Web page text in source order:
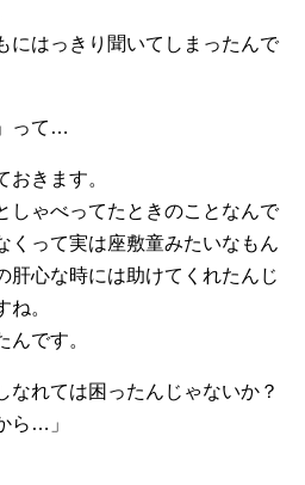
にはっきり聞いてしまったんで
って…
きます。
しゃべってたときのことなんで
くって実は座敷童みたいなもん
肝心な時には助けてくれたんじ
。
です。
なれては困ったんじゃないか？
ら…」